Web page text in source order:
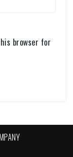
browser for